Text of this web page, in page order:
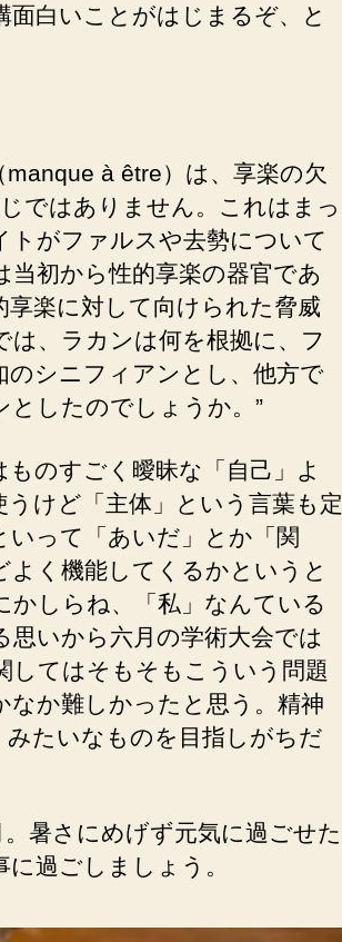
白いことがはじまるぞ、と
à être）は、享楽の欠
ではありません。これはまっ
トがファルスや去勢について
初から性的享楽の器官であ
享楽に対して向けられた脅威
、ラカンは何を根拠に、フ
のシニフィアンとし、他方で
としたのでしょうか。”
のすごく曖昧な「自己」よ
けど「主体」という言葉も定
って「あいだ」とか「関
く機能してくるかというと
しらね、「私」なんている
いから六月の学術大会では
してはそもそもこういう問題
か難しかったと思う。精神
たいなものを目指しがちだ
暑さにめげず元気に過ごせた
過ごしましょう。